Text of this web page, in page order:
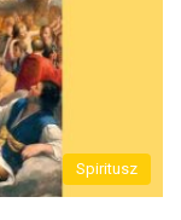
Spiritusz